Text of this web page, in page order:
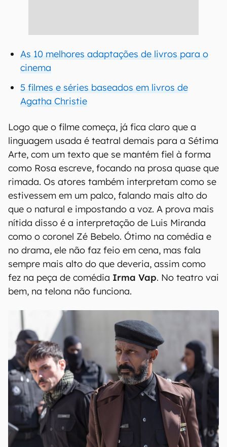
As 10 melhores adaptações de livros para o
cinema
5 filmes e séries baseados em livros de
Agatha Christie
Logo que o filme começa, já fica claro que a
linguagem usada é teatral demais para a Sétima
Arte, com um texto que se mantém fiel à forma
como Rosa escreve, focando na prosa quase que
rimada. Os atores também interpretam como se
estivessem em um palco, falando mais alto do
que o natural e impostando a voz. A prova mais
nítida disso é a interpretação de Luis Miranda
como o coronel Zé Bebelo. Ótimo na comédia e
no drama, ele não faz feio em cena, mas fala
sempre mais alto do que deveria, assim como
fez na peça de comédia Irma Vap. No teatro vai
bem, na telona não funciona.